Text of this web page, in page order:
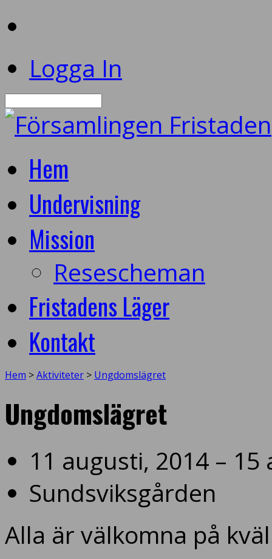
Logga In
Hem
Undervisning
Mission
Resescheman
Fristadens Läger
Kontakt
Hem >Aktiviteter > Ungdomslägret
Ungdomslägret
11 augusti, 2014 – 15
Sundsviksgården
Alla är välkomna på